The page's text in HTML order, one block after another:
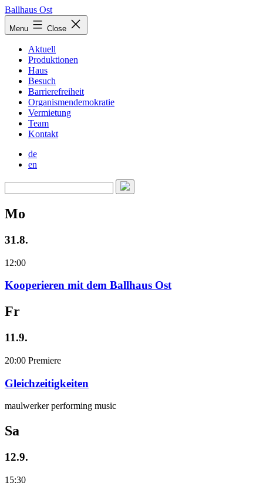
Skip
to
content
Ballhaus Ost
Ballhaus
Ost
Menu Close
Aktuell
Produktionen
Haus
Besuch
Barrierefreiheit
Organismendemokratie
Vermietung
Team
Kontakt
de
en
Mo
31.8.
12:00
Kooperieren mit dem Ballhaus Ost
Fr
11.9.
20:00 Premiere
Gleichzeitigkeiten
maulwerker performing music
Sa
12.9.
15:30